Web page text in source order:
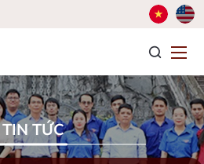
TIN TỨC